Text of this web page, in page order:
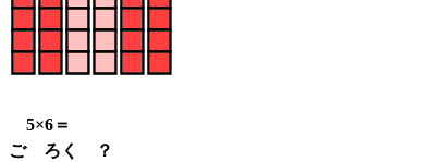
5×6＝
ご ろく ？